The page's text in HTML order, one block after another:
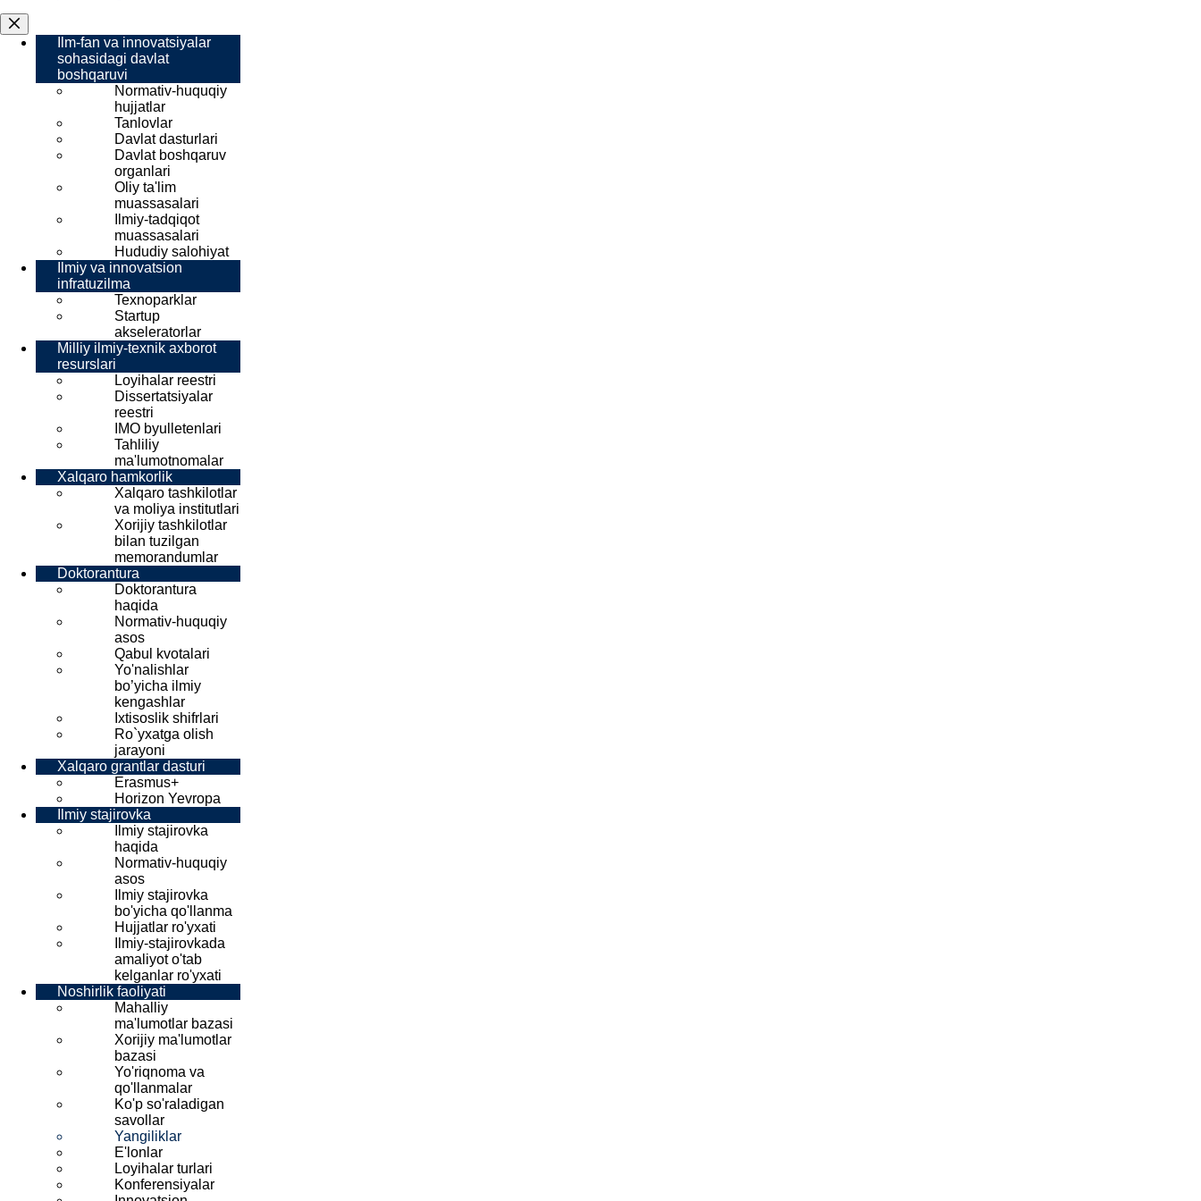
Ilm-fan va innovatsiyalar
sohasidagi davlat
boshqaruvi
Normativ-huquqiy
hujjatlar
Tanlovlar
Davlat dasturlari
Davlat boshqaruv
organlari
Oliy ta'lim
muassasalari
Ilmiy-tadqiqot
muassasalari
Hududiy salohiyat
Ilmiy va innovatsion
infratuzilma
Texnoparklar
Startup
akseleratorlar
Milliy ilmiy-texnik axborot
resurslari
Loyihalar reestri
Dissertatsiyalar
reestri
IMO byulletenlari
Tahliliy
ma'lumotnomalar
Xalqaro hamkorlik
Xalqaro tashkilotlar
va moliya institutlari
Xorijiy tashkilotlar
bilan tuzilgan
memorandumlar
Doktorantura
Doktorantura
haqida
Normativ-huquqiy
asos
Qabul kvotalari
Yo'nalishlar
bo’yicha ilmiy
kengashlar
Ixtisoslik shifrlari
Ro`yxatga olish
jarayoni
Xalqaro grantlar dasturi
Erasmus+
Horizon Yevropa
Ilmiy stajirovka
Ilmiy stajirovka
haqida
Normativ-huquqiy
asos
Ilmiy stajirovka
bo'yicha qo'llanma
Hujjatlar ro'yxati
Ilmiy-stajirovkada
amaliyot o'tab
kelganlar ro'yxati
Noshirlik faoliyati
Mahalliy
ma'lumotlar bazasi
Xorijiy ma'lumotlar
bazasi
Yo'riqnoma va
qo'llanmalar
Ko'p so'raladigan
savollar
Yangiliklar
E'lonlar
Loyihalar turlari
Konferensiyalar